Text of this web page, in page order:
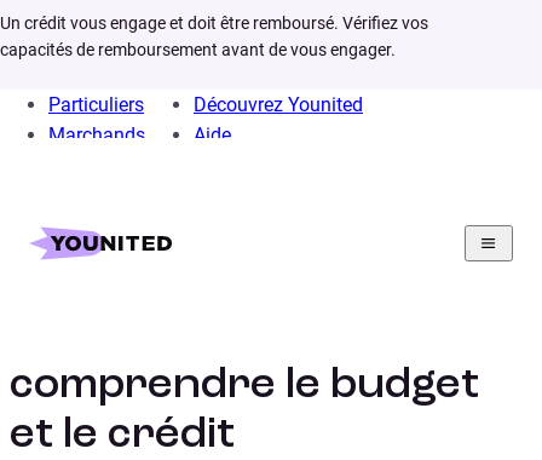
Un crédit vous engage et doit être remboursé. Vérifiez vos
capacités de remboursement avant de vous engager.
Particuliers
Marchands
Découvrez Younited
Aide
Home
Éducation financière : comprendre le budget et le crédit
comprendre le budget
et le crédit